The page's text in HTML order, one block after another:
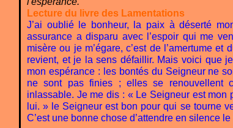
Lecture du livre des Lamentations
J’ai oublié le bonheur, la paix à déserté
assurance a disparu avec l’espoir qui me
misère ou je m’égare, c’est de l’amertume
revient, et je la sens défaillir. Mais voici que
mon espérance : les bontés du Seigneur ne
ne sont pas finies ; elles se renouvellent
inlassable. Je me dis : « Le Seigneur est mon
lui. » le Seigneur est bon pour qui se tourne
C’est une bonne chose d’attendre en silence